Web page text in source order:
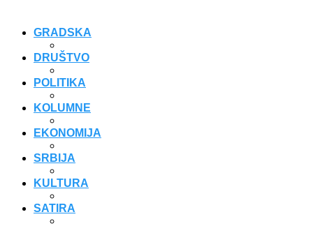
GRADSKA
DRUŠTVO
POLITIKA
KOLUMNE
EKONOMIJA
SRBIJA
KULTURA
SATIRA